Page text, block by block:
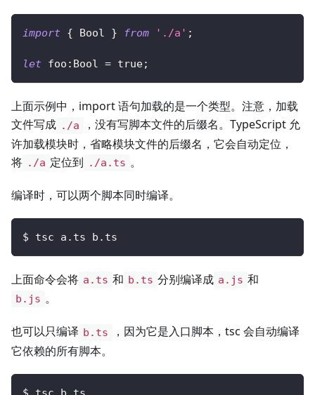
import { Bool } from './a' ;
let foo : Bool = true;
上面示例中，import 语句加载的是一个类型。注意，加载
文件写成 ./a
，没有写脚本文件的后缀名。TypeScript 允
许加载模块时，省略模块文件的后缀名，它会自动定位，
将 ./a 定位到 ./a.ts 。
编译时，可以两个脚本同时编译。
$ tsc a.ts b.ts
上面命令会将 a.ts 和 b.ts 分别编译成 a.js 和
b.js 。
也可以只编译 b.ts
，因为它是入口脚本，tsc 会自动编译
它依赖的所有脚本。